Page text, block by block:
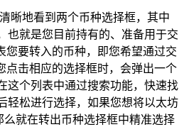
晰地看到两个币种选择框，其中
也就是您目前持有的、准备用于交
您要转入的币种，即您希望通过交
点击相应的选择框时，会弹出一个
这个列表中通过搜索功能，快速找
轻松进行选择，如果您想将以太坊
么就在转出币种选择框中精准选择